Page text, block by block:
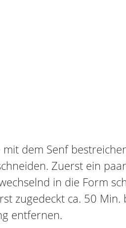
dem Senf
Zuerst ein
in die Form
zugedeckt ca. 50 Min.
entfernen.